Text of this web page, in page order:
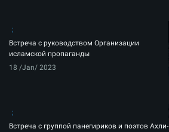
Встреча с руководством Организации
исламской пропаганды
18 /Jan/ 2023
Встреча с группой панегириков и поэтов Ахли-